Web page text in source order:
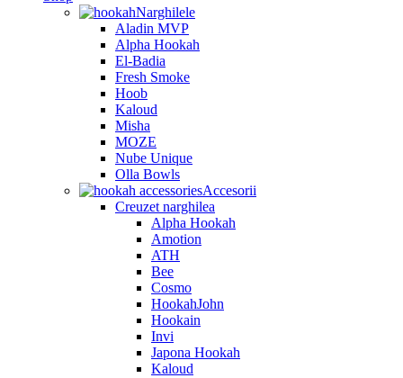
Narghilele
Aladin MVP
Alpha Hookah
El-Badia
Fresh Smoke
Hoob
Kaloud
Misha
MOZE
Nube Unique
Olla Bowls
Accesorii
Creuzet narghilea
Alpha Hookah
Amotion
ATH
Bee
Cosmo
HookahJohn
Hookain
Invi
Japona Hookah
Kaloud